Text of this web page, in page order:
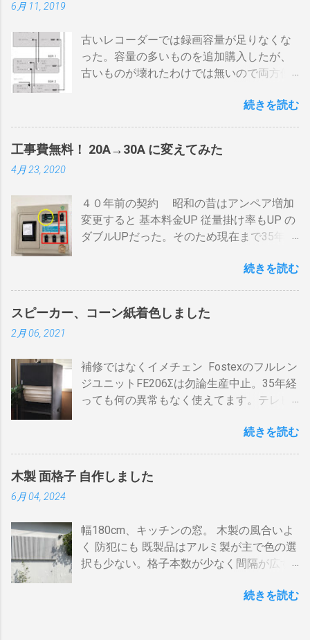
げても即座に反応しない ガスコンロでは熱
量に限界があり１ハゼ８分以内でなら200g
前後が限界。 300g以上はガスコンロの強火
煎は無理。 外側ドラム→空気層→内側ドラ
ムの順で熱が伝わるので、温度変化には時
間がかかります。それを予測したうえでの
煎りあがりのタイミングを考慮しなくては
火傷や洋服の焦げにも注意が必要です。 2
重ドラムで通気性が殆ど無い とうこと。熱
し難く冷めにくいのが特徴。 ２．パンチン
早い話が「 回転式炙り焼き 」です。熱は素
通りで蓄熱は不可。ガスコンロの炎がその
まま反映します。中火で200gなら6分程度
勿論焦げます。放置すれば燃えます。風に
よる炎の揺れや、ドラムに風が入るとすぐ
温度が下がります。 メリット 火力に対する
反応が早い。（蓄熱はゼロ） 二重ドラムに
比べて短時間で焙煎できる チャフがドラム
の中に溜まらない デメリット ザルのように
素通し。熱気が溜まらない。 温度計は上昇
か下降か一定かの傾向判断としてなら使え
周囲に散らばる 豆の温度と通過する熱気の
温度はイコールではない。風が吹いたら火
力が変わる。豆の温度を測る手段がない。
回転数の安定が必要（困難）。これは一番
6月 11, 2019
古いレコーダーでは録画容量が足りなくな
った。容量の多いものを追加購入したが、
古いものが壊れたわけでは無いので両方使
利用する） アンテナ→BDR２→BDR１→テ
「 BDR 」と略します。 アンテナ信号は、
それぞれのアンテナ入力から出力へと繰り
るとアンテナ信号が弱まりアンテナ利得が
落ち、増幅器が必要になるでしょう。 壁の
アンテナ端子から「地上波」と「 BS 」に
波の接続（アンテナケーブル２本必要）※
１ 地上波のアンテナケーブルをBDR２の
「地上波アンテナ入力」端子へ接続 BDR２
の地上波の「テレビへ（出力）」端子と
（出力）」端子とテレビの「地上デジタ
ル」端子をアンテナケーブルで接続しま
す。 BSの接続（アンテナケーブル２本必
「BSアンテナ入力」端子へ接続 BDR２の
BSの「テレビへ（出力）」端子とBDR１の
「BSアンテナ入力」端子をアンテナケーブ
をアンテナケーブルで接続します。 ※１.
BDRを一台追加するだけなら、ケーブルも
２本追加でOKです。 HDMIケーブルの接続
（HDMIケーブル２本必要）※2 BDRの
「HDMI出力」端子とテレビの「HDMI入
力」端子を接続します。テレビのHDMI端子
続きを読む
工事費無料！ 20A→30A に変えてみた
4月 23, 2020
４０年前の契約 昭和の昔はアンペア増加
変更すると 基本料金UP 従量掛け率もUP の
ダブルUPだった。そのため現在まで35年
力のHPで容量シュミレーションで我が家の
気毛布２、エアコン、FFクリーンヒータ
ー・電気ストーブ、ドライヤー、照明15、
２・トースター、炊飯器・・・・。 を合計
してみると 「70アンペア必要」 と表示され
た。７０アンペアは高額になりそうで流石
ーカー、赤色が安全ブレーカー。安全ブレ
ーカーはすべて20Aとあります。 そこで一
工夫。まず、各安全ブレーカーを切ってみ
て、どのコンセントに繋がっているか確認
わない 一つの安全ブレーカーで２０
A（2kw）以上にならないように振り分けま
す。消費量の多い、電子レンジ、ドライヤ
レーカに振り分けて使うのです。非合理的
続きを読む
スピーカー、コーン紙着色しました
2月 06, 2021
補修ではなくイメチェン Fostexのフルレン
ジユニットFE206Σは勿論生産中止。35年経
っても何の異常もなく使えてます。テレビ
で使ってます。リタイヤしてからは音量を
た。 オーディオとして聞く時は保護のグリ
ルネットを外して聞きます。（外したほう
ージャーにはコーン紙の色が合わない。暗
い・・・。 そこでコーン紙を白くしたらど
うだろうと、 MacアプリのPixelmetor でシ
レベル補正で白にしてみると、イケそうな
続きを読む
木製 面格子 自作しました
6月 04, 2024
幅180cm、キッチンの窓。 木製の風合いよ
く 防犯にも 既製品はアルミ製が主で色の選
択も少ない。格子本数が少なく間隔が広す
雪国では氷柱や落雪で変形しているのをよ
続きを読む